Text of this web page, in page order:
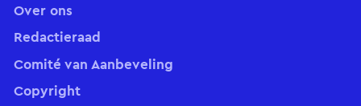
Over ons
Redactieraad
Comité van Aanbeveling
Copyright